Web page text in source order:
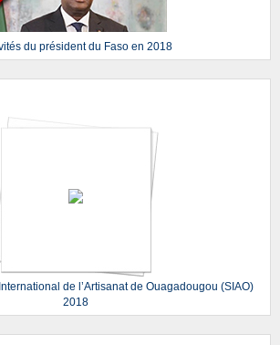
du président du Faso en 2018
de l’Artisanat de Ouagadougou (SIAO)
2018